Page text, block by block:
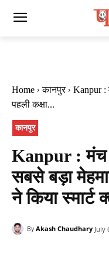
Home कानपुर
Kanpur :
पहली कक्षा...
कानपुर
Kanpur : मंच
सबसे बड़ा
ने किया स्मार्ट
By Akash Chaudhary July